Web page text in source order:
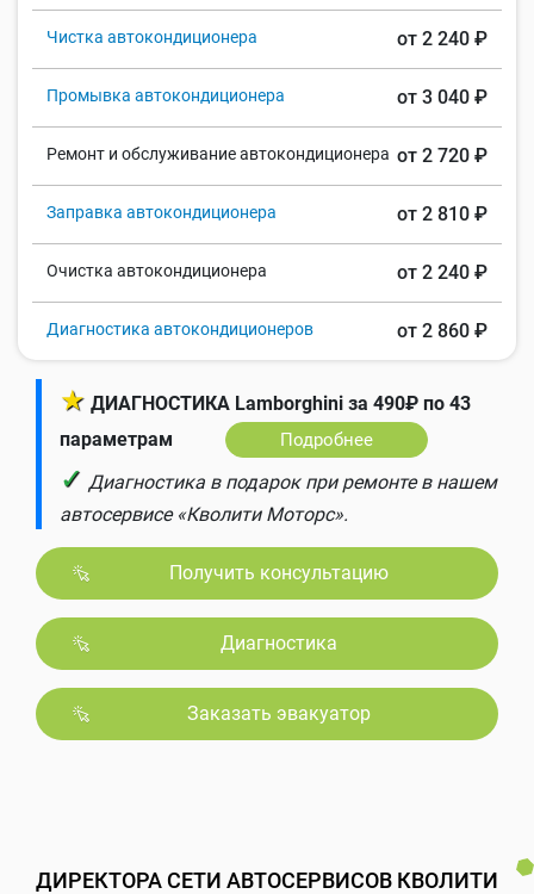
Чистка автокондиционера от 2 240 ₽
Промывка автокондиционера от 3 040 ₽
Ремонт и обслуживание автокондиционера от 2 720 ₽
Заправка автокондиционера от 2 810 ₽
Очистка автокондиционера от 2 240 ₽
Диагностика автокондиционеров от 2 860 ₽
★ ДИАГНОСТИКА Lamborghini за 490₽ по 43
параметрам
Подробнее
✓ Диагностика в подарок при ремонте в нашем
автосервисе «Кволити Моторс».
Получить консультацию
Диагностика
Заказать эвакуатор
ДИРЕКТОРА СЕТИ АВТОСЕРВИСОВ КВОЛИТИ